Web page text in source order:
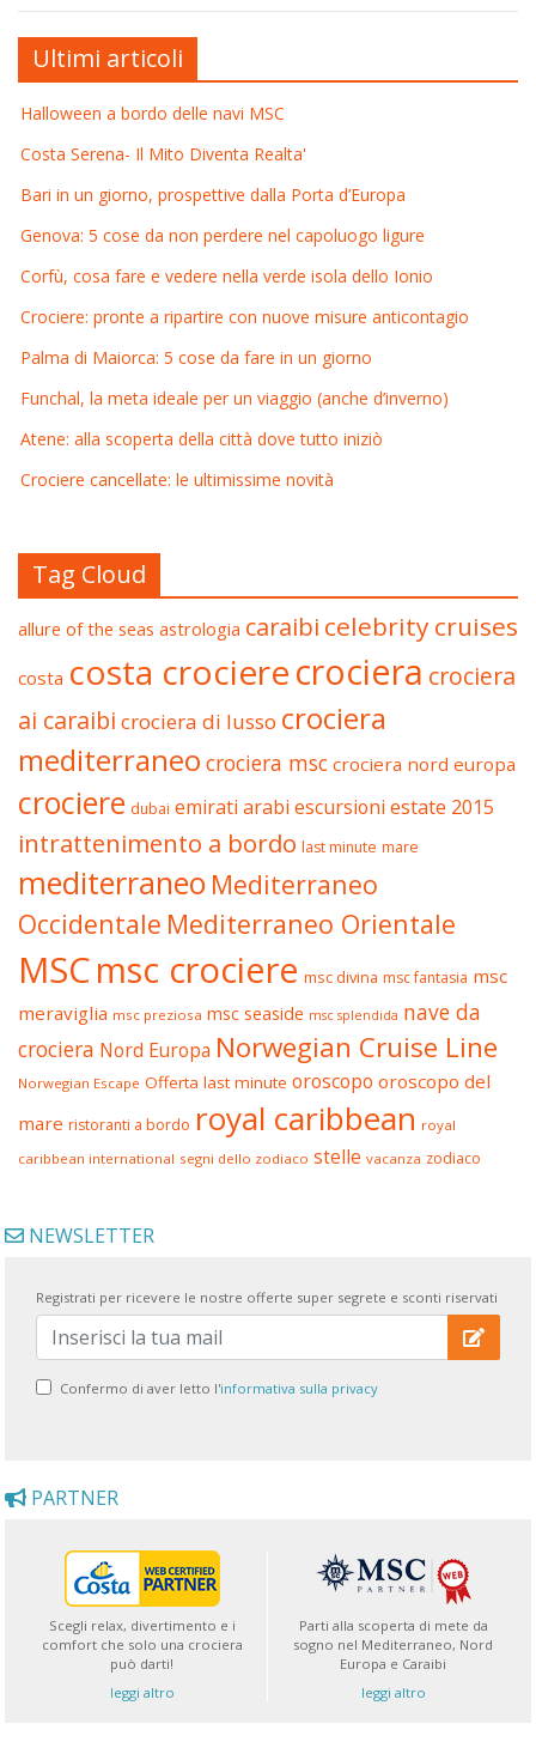
Ultimi articoli
Halloween a bordo delle navi MSC
Costa Serena- Il Mito Diventa Realta'
Bari in un giorno, prospettive dalla Porta d’Europa
Genova: 5 cose da non perdere nel capoluogo ligure
Corfù, cosa fare e vedere nella verde isola dello Ionio
Crociere: pronte a ripartire con nuove misure anticontagio
Palma di Maiorca: 5 cose da fare in un giorno
Funchal, la meta ideale per un viaggio (anche d’inverno)
Atene: alla scoperta della città dove tutto iniziò
Crociere cancellate: le ultimissime novità
Tag Cloud
allure of the seas astrologia caraibi celebrity cruises
costa costa crocierecrociera crociera
ai caraibi crociera di lusso crociera
mediterraneo crociera msc crociera nord europa
crociere dubai emirati arabi escursioni estate 2015
intrattenimento a bordo last minute mare
mediterraneo Mediterraneo
Occidentale Mediterraneo Orientale
MSCmsc crociere msc divina msc fantasia msc
meraviglia msc preziosa msc seaside msc splendida nave da
crociera Nord Europa Norwegian Cruise Line
Norwegian Escape Offerta last minute oroscopo oroscopo del
mare ristoranti a bordo royal caribbean royal
caribbean international segni dello zodiaco stelle vacanza zodiaco
NEWSLETTER
Registrati per ricevere le nostre offerte super segrete e sconti riservati
Confermo di aver letto l'informativa sulla privacy
PARTNER
Scegli relax, divertimento e i
comfort che solo una crociera
può darti!
leggi altro
Parti alla scoperta di mete da
sogno nel Mediterraneo, Nord
Europa e Caraibi
leggi altro